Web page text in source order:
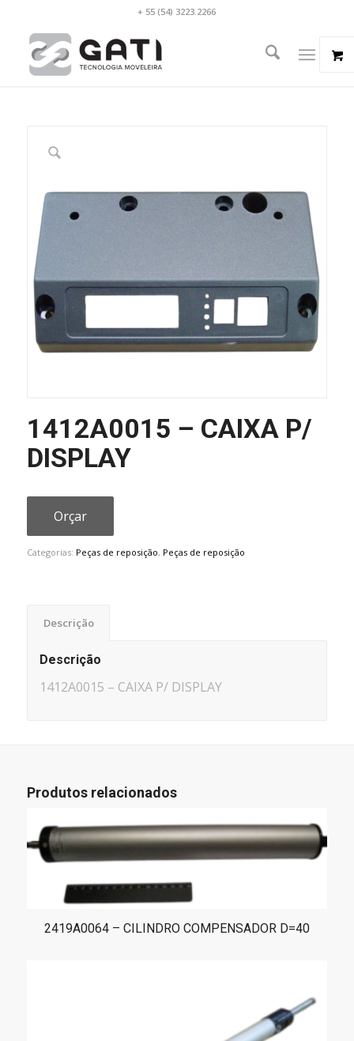
+ 55 (54) 3223.2266
1412A0015 – CAIXA P/
DISPLAY
Orçar
Categorias: Peças de reposição, Peças de reposição
Descrição
Descrição
1412A0015 – CAIXA P/ DISPLAY
Produtos relacionados
2419A0064 – CILINDRO COMPENSADOR D=40